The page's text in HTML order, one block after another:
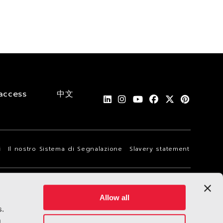
Allow all
中文
Il nostro Sistema di Segnalazione Slavery statement
Dark mode off